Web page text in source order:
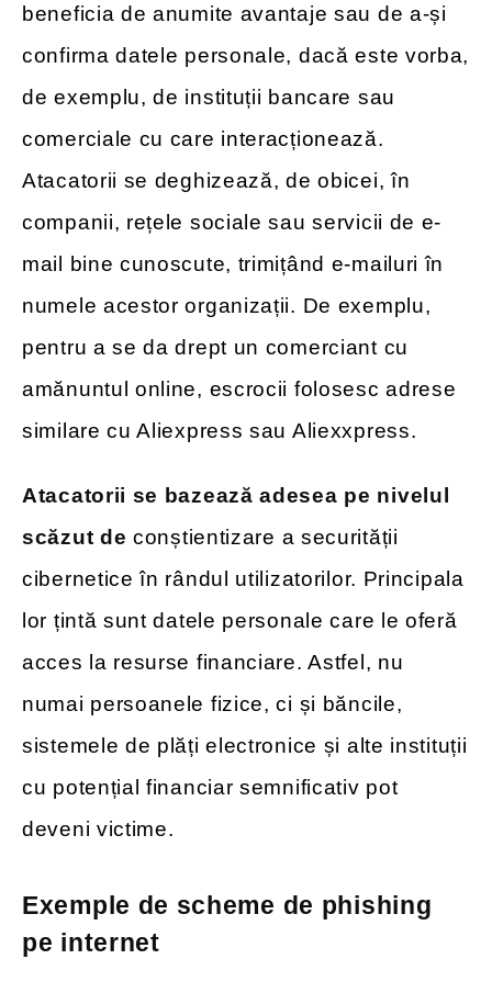
beneficia de anumite avantaje sau de a-și
confirma datele personale, dacă este vorba,
de exemplu, de instituții bancare sau
comerciale cu care interacționează.
Atacatorii se deghizează, de obicei, în
companii, rețele sociale sau servicii de e-
mail bine cunoscute, trimițând e-mailuri în
numele acestor organizații. De exemplu,
pentru a se da drept un comerciant cu
amănuntul online, escrocii folosesc adrese
similare cu Aliexpress sau Aliexxpress.
Atacatorii se bazează adesea pe nivelul
scăzut de conștientizare a securității
cibernetice în rândul utilizatorilor. Principala
lor țintă sunt datele personale care le oferă
acces la resurse financiare. Astfel, nu
numai persoanele fizice, ci și băncile,
sistemele de plăți electronice și alte instituții
cu potențial financiar semnificativ pot
deveni victime.
Exemple de scheme de phishing
pe internet